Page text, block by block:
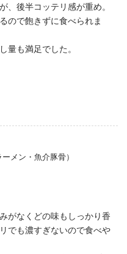
、後半コッテリ感が重め。
ので飽きずに食べられま
量も満足でした。
メン・魚介豚骨）
がなくどの味もしっかり香
でも濃すぎないので食べや